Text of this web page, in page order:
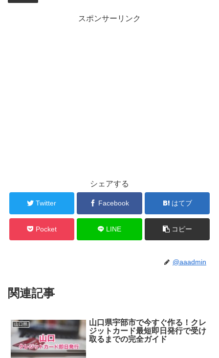
スポンサーリンク
シェアする
Twitter Facebook はてブ
Pocket LINE コピー
@aaadmin
関連記事
山口県
山口県宇部市で今すぐ作る！クレ
ジットカード最短即日発行で受け
取るまでの完全ガイド